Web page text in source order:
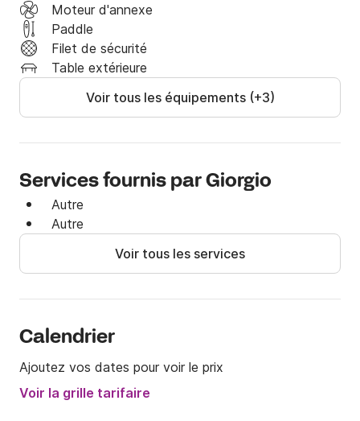
Moteur d'annexe
Paddle
Filet de sécurité
Table extérieure
Voir tous les équipements (+3)
Services fournis par Giorgio
Autre
Autre
Voir tous les services
Calendrier
Ajoutez vos dates pour voir le prix
Voir la grille tarifaire